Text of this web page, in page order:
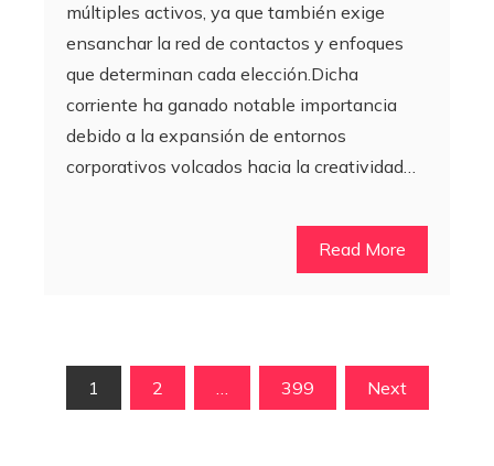
múltiples activos, ya que también exige
ensanchar la red de contactos y enfoques
que determinan cada elección.Dicha
corriente ha ganado notable importancia
debido a la expansión de entornos
corporativos volcados hacia la creatividad…
Read More
Paginación
1 2 … 399 Next